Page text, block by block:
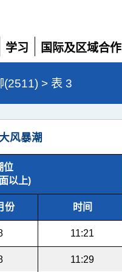
学习
展
开
国际及区域合作
展
开
(2511) > 表 3
风暴潮
位
以上)
份 时间
11:21
11:29